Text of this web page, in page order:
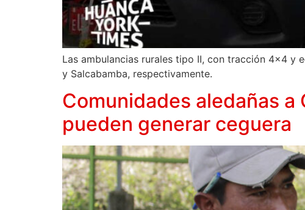
Las ambulancias rurales tipo II, con tracción 4×4 y
y Salcabamba, respectivamente.
Comunidades aledañas
pueden generar ceguera